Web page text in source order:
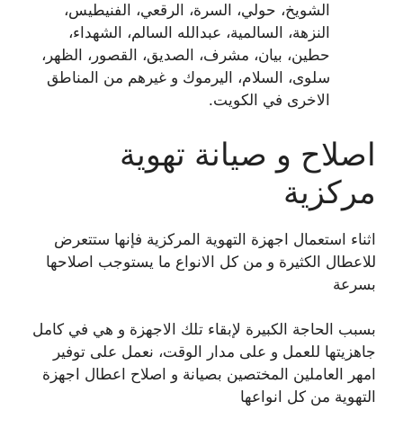
الشويخ، حولي، السرة، الرقعي، الفنيطيس،
النزهة، السالمية، عبدالله السالم، الشهداء،
حطين، بيان، مشرف، الصديق، القصور، الظهر،
سلوى، السلام، اليرموك و غيرهم من المناطق
الاخرى في الكويت.
اصلاح و صيانة تهوية
مركزية
اثناء استعمال اجهزة التهوية المركزية فإنها ستتعرض
للاعطال الكثيرة و من كل الانواع ما يستوجب اصلاحها
بسرعة
بسبب الحاجة الكبيرة لإبقاء تلك الاجهزة و هي في كامل
جاهزيتها للعمل و على مدار الوقت، نعمل على توفير
امهر العاملين المختصين بصيانة و اصلاح اعطال اجهزة
التهوية من كل انواعها